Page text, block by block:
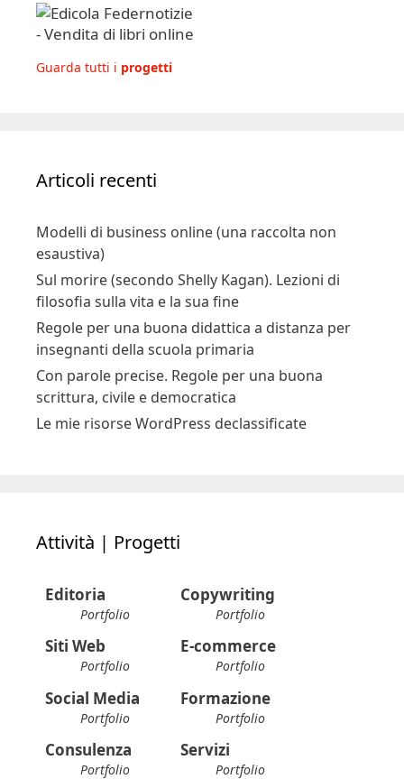
Guarda tutti i progetti
Articoli recenti
Modelli di business online (una raccolta non
esaustiva)
Sul morire (secondo Shelly Kagan). Lezioni di
filosofia sulla vita e la sua fine
Regole per una buona didattica a distanza per
insegnanti della scuola primaria
Con parole precise. Regole per una buona
scrittura, civile e democratica
Le mie risorse WordPress declassificate
Attività | Progetti
Editoria
Portfolio
Copywriting
Portfolio
Siti Web
Portfolio
E-commerce
Portfolio
Social Media
Portfolio
Formazione
Portfolio
Consulenza
Portfolio
Servizi
Portfolio